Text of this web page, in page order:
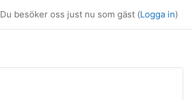
Du besöker oss just nu som gäst (Logga in)